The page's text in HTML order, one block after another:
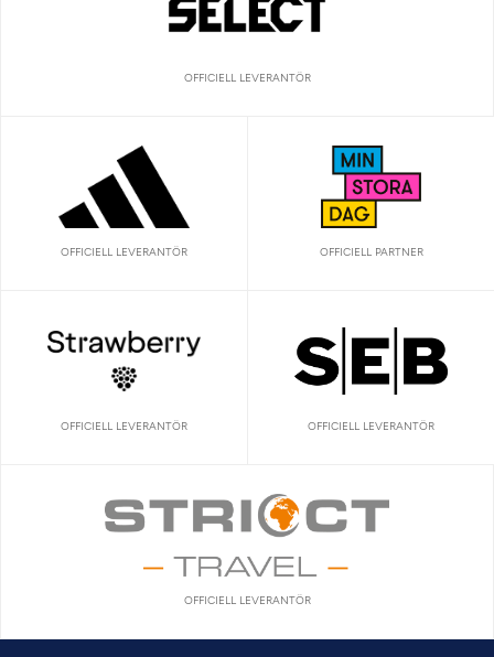
OFFICIELL LEVERANTÖR
OFFICIELL LEVERANTÖR OFFICIELL PARTNER
OFFICIELL LEVERANTÖR OFFICIELL LEVERANTÖR
OFFICIELL LEVERANTÖR